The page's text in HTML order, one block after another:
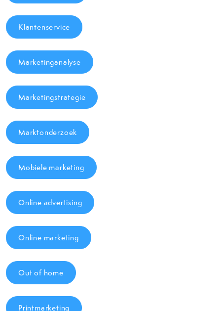
Klantenservice
Marketinganalyse
Marketingstrategie
Marktonderzoek
Mobiele marketing
Online advertising
Online marketing
Out of home
Printmarketing